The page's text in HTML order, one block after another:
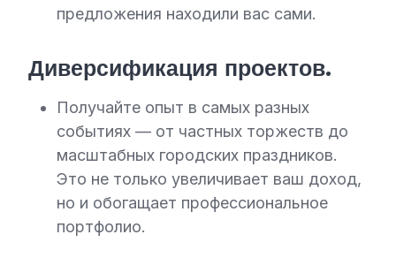
предложения находили вас сами.
Диверсификация проектов.
Получайте опыт в самых разных
событиях — от частных торжеств до
масштабных городских праздников.
Это не только увеличивает ваш доход,
но и обогащает профессиональное
портфолио.